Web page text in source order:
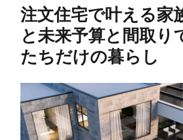
ー
注文住宅で叶える家
と未来予算と間取り
たちだけの暮らし